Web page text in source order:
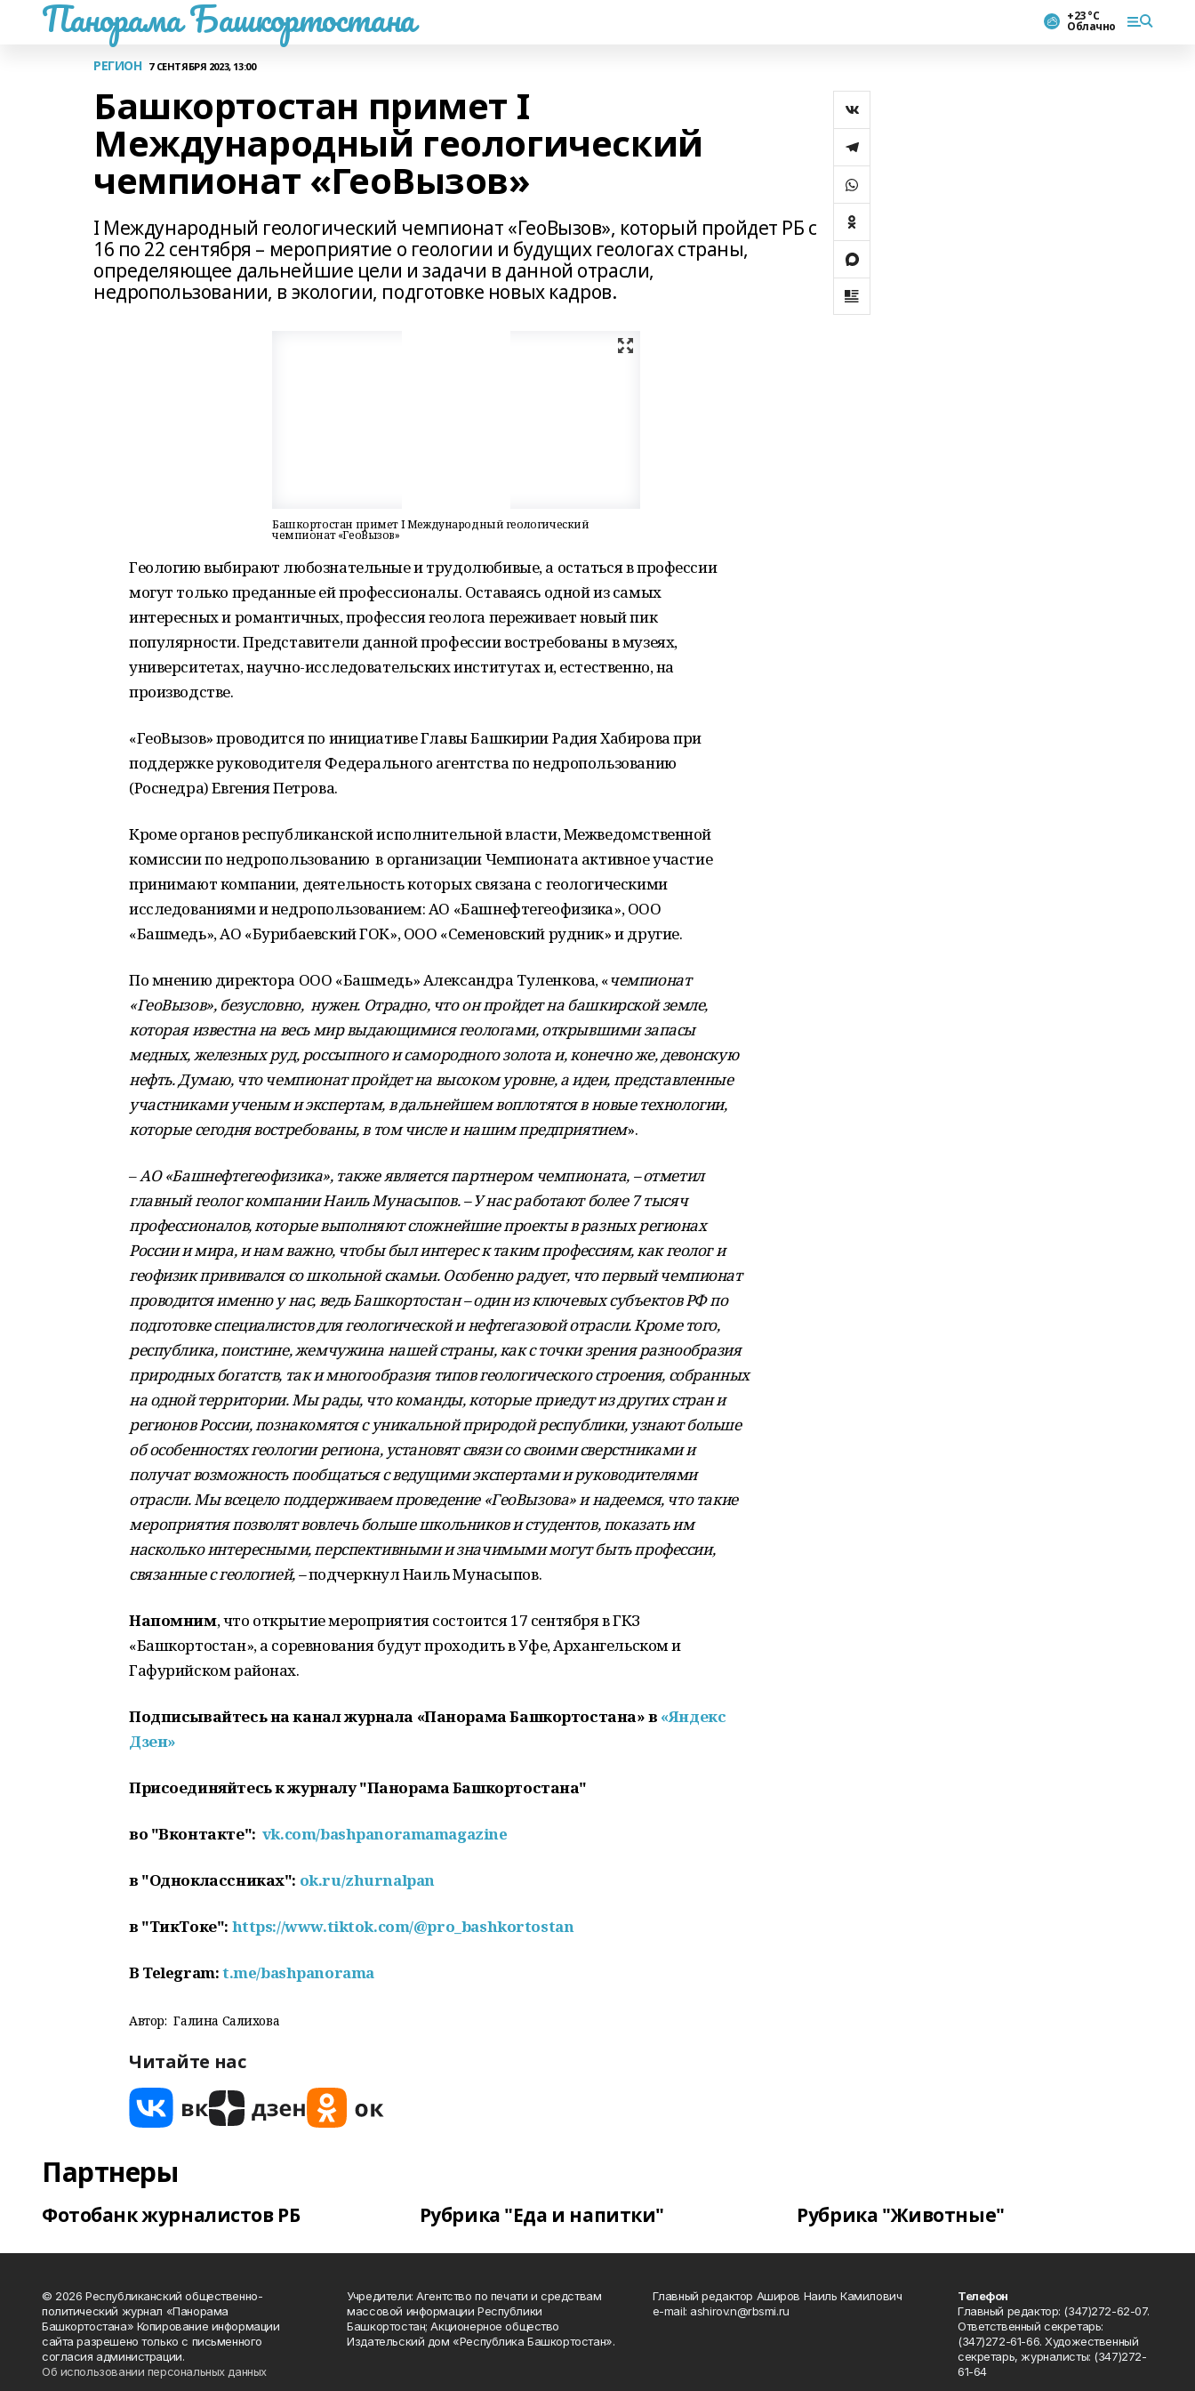
Панорама Башкортостана +23 °С
Облачно
РЕГИОН 7 СЕНТЯБРЯ 2023, 13:00
Башкортостан примет I
Международный геологический
чемпионат «ГеоВызов»
I Международный геологический чемпионат «ГеоВызов», который пройдет РБ с
16 по 22 сентября – мероприятие о геологии и будущих геологах страны,
определяющее дальнейшие цели и задачи в данной отрасли,
недропользовании, в экологии, подготовке новых кадров.
Башкортостан примет I Международный геологический
чемпионат «ГеоВызов»
Геологию выбирают любознательные и трудолюбивые, а остаться в профессии
могут только преданные ей профессионалы. Оставаясь одной из самых
интересных и романтичных, профессия геолога переживает новый пик
популярности. Представители данной профессии востребованы в музеях,
университетах, научно-исследовательских институтах и, естественно, на
производстве.
«ГеоВызов» проводится по инициативе Главы Башкирии Радия Хабирова при
поддержке руководителя Федерального агентства по недропользованию
(Роснедра) Евгения Петрова.
Кроме органов республиканской исполнительной власти, Межведомственной
комиссии по недропользованию в организации Чемпионата активное участие
принимают компании, деятельность которых связана с геологическими
исследованиями и недропользованием: АО «Башнефтегеофизика», ООО
«Башмедь», АО «Бурибаевский ГОК», ООО «Семеновский рудник» и другие.
По мнению директора ООО «Башмедь» Александра Туленкова, «чемпионат
«ГеоВызов», безусловно, нужен. Отрадно, что он пройдет на башкирской земле,
которая известна на весь мир выдающимися геологами, открывшими запасы
медных, железных руд, россыпного и самородного золота и, конечно же, девонскую
нефть. Думаю, что чемпионат пройдет на высоком уровне, а идеи, представленные
участниками ученым и экспертам, в дальнейшем воплотятся в новые технологии,
которые сегодня востребованы, в том числе и нашим предприятием».
–АО «Башнефтегеофизика», также является партнером чемпионата, – отметил
главный геолог компании Наиль Мунасыпов. – У нас работают более 7 тысяч
профессионалов, которые выполняют сложнейшие проекты в разных регионах
России и мира, и нам важно, чтобы был интерес к таким профессиям, как геолог и
геофизик прививался со школьной скамьи. Особенно радует, что первый чемпионат
проводится именно у нас, ведь Башкортостан – один из ключевых субъектов РФ по
подготовке специалистов для геологической и нефтегазовой отрасли. Кроме того,
республика, поистине, жемчужина нашей страны, как с точки зрения разнообразия
природных богатств, так и многообразия типов геологического строения, собранных
на одной территории. Мы рады, что команды, которые приедут из других стран и
регионов России, познакомятся с уникальной природой республики, узнают больше
об особенностях геологии региона, установят связи со своими сверстниками и
получат возможность пообщаться с ведущими экспертами и руководителями
отрасли. Мы всецело поддерживаем проведение «ГеоВызова» и надеемся, что такие
мероприятия позволят вовлечь больше школьников и студентов, показать им
насколько интересными, перспективными и значимыми могут быть профессии,
связанные с геологией, –подчеркнул Наиль Мунасыпов.
Напомним, что открытие мероприятия состоится 17 сентября в ГКЗ
«Башкортостан», а соревнования будут проходить в Уфе, Архангельском и
Гафурийском районах.
Подписывайтесь на канал журнала «Панорама Башкортостана» в «Яндекс
Дзен»
Присоединяйтесь к журналу "Панорама Башкортостана"
во "Вконтакте": vk.com/bashpanoramamagazine
в "Одноклассниках": ok.ru/zhurnalpan
в "ТикТоке": https://www.tiktok.com/@pro_bashkortostan
В Telegram:t.me/bashpanorama
Автор: Галина Салихова
Читайте нас
Партнеры
Фотобанк журналистов РБ Рубрика "Еда и напитки" Рубрика "Животные"
© 2026 Республиканский общественно-
политический журнал «Панорама
Башкортостана» Копирование информации
сайта разрешено только с письменного
согласия администрации.
Об использовании персональных данных
Учредители: Агентство по печати и средствам
массовой информации Республики
Башкортостан; Акционерное общество
Издательский дом «Республика Башкортостан».
Главный редактор Аширов Наиль Камилович
e-mail: ashirov.n@rbsmi.ru
Телефон
Главный редактор: (347)272-62-07.
Ответственный секретарь:
(347)272-61-66. Художественный
секретарь, журналисты: (347)272-
61-64